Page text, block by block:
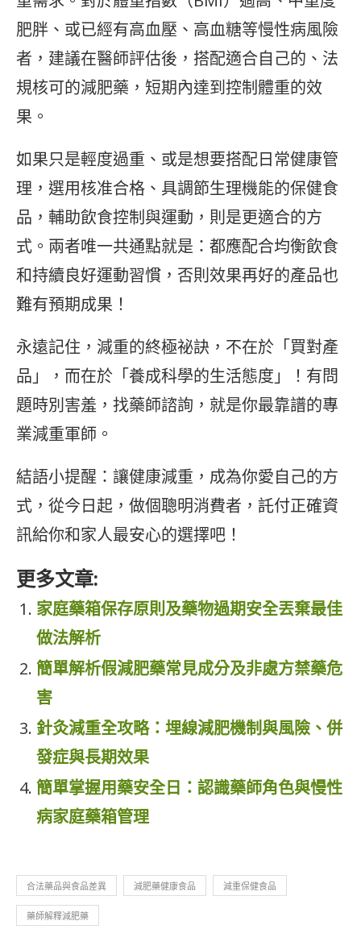
肥胖、或已經有高血壓、高血糖等慢性病風險
者，建議在醫師評估後，搭配適合自己的、法
規核可的減肥藥，短期內達到控制體重的效
果。
如果只是輕度過重、或是想要搭配日常健康管
理，選用核准合格、具調節生理機能的保健食
品，輔助飲食控制與運動，則是更適合的方
式。兩者唯一共通點就是：都應配合均衡飲食
和持續良好運動習慣，否則效果再好的產品也
難有預期成果！
永遠記住，減重的終極祕訣，不在於「買對產
品」，而在於「養成科學的生活態度」！有問
題時別害羞，找藥師諮詢，就是你最靠譜的專
業減重軍師。
結語小提醒：讓健康減重，成為你愛自己的方
式，從今日起，做個聰明消費者，託付正確資
訊給你和家人最安心的選擇吧！
更多文章:
家庭藥箱保存原則及藥物過期安全丟棄最佳
做法解析
簡單解析假減肥藥常見成分及非處方禁藥危
害
針灸減重全攻略：埋線減肥機制與風險、併
發症與長期效果
簡單掌握用藥安全日：認識藥師角色與慢性
病家庭藥箱管理
合法藥品與食品差異 減肥藥健康食品 減重保健食品
藥師解釋減肥藥